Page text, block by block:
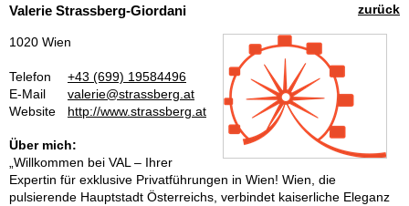
Guides
zurück
Valerie Strassberg-Giordani
1020 Wien
Telefon
+43 (699) 19584496
E-Mail
valerie@strassberg.at
Website
http://www.strassberg.at
Über mich:
„Willkommen bei VAL – Ihrer
Expertin für exklusive Privatführungen in Wien! Wien, die
pulsierende Hauptstadt Österreichs, verbindet kaiserliche Eleganz